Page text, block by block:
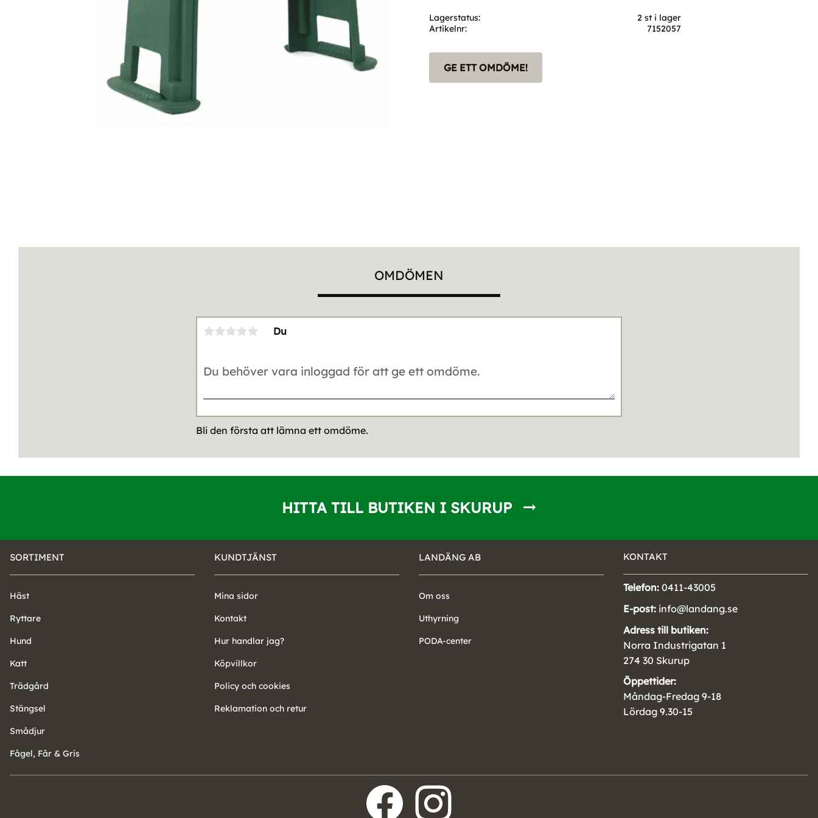
Lagerstatus
2 st i lager
Artikelnr
7152057
GE ETT OMDÖME!
OMDÖMEN
Du
Bli den första att lämna ett omdöme.
HITTA TILL BUTIKEN I SKURUP
SORTIMENT
Häst
Ryttare
Hund
Katt
Trädgård
Stängsel
Smådjur
Fågel, Får & Gris
KUNDTJÄNST
Mina sidor
Kontakt
Hur handlar jag?
Köpvillkor
Policy och cookies
Reklamation och retur
LANDÄNG AB
Om oss
Uthyrning
PODA-center
KONTAKT
Telefon: 0411-43005
E-post: info@landang.se
Adress till butiken:
Norra Industrigatan 1
274 30 Skurup
Öppettider:
Måndag-Fredag 9-18
Lördag 9.30-15